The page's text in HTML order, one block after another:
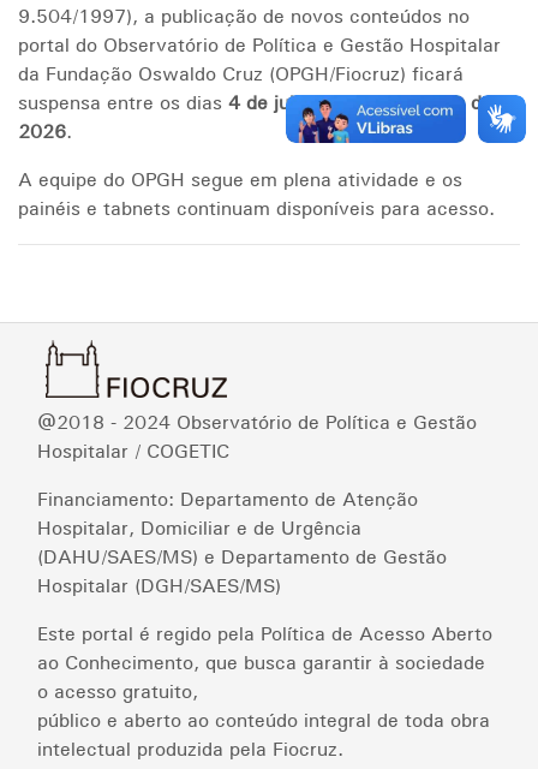
9.504/1997), a publicação de novos conteúdos no
portal do Observatório de Política e Gestão Hospitalar
da Fundação Oswaldo Cruz (OPGH/Fiocruz) ficará
suspensa entre os dias 4 de julhoe
25 de outubro de
2026.
A equipe do OPGH segue em plena atividade e os
painéis e tabnets continuam disponíveis para acesso.
@2018 - 2024 Observatório de Política e Gestão
Hospitalar / COGETIC
Financiamento: Departamento de Atenção
Hospitalar, Domiciliar e de Urgência
(DAHU/SAES/MS) e Departamento de Gestão
Hospitalar (DGH/SAES/MS)
Este portal é regido pela Política de Acesso Aberto
ao Conhecimento, que busca garantir à sociedade
o acesso gratuito,
público e aberto ao conteúdo integral de toda obra
intelectual produzida pela Fiocruz.